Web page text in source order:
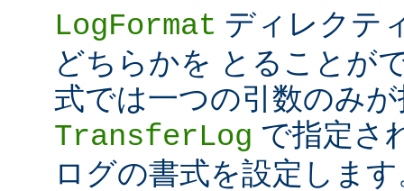
LogFormat ディレクテ
どちらかを とることが
式では一つの引数のみ
TransferLog で指定さ
ログの書式を設定しま